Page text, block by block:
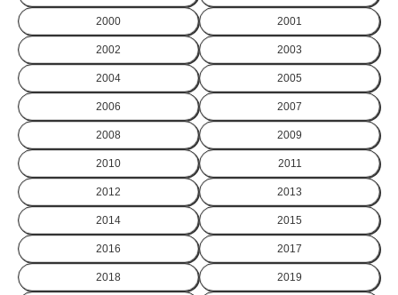
2000 2001
2002 2003
2004 2005
2006 2007
2008 2009
2010 2011
2012 2013
2014 2015
2016 2017
2018 2019